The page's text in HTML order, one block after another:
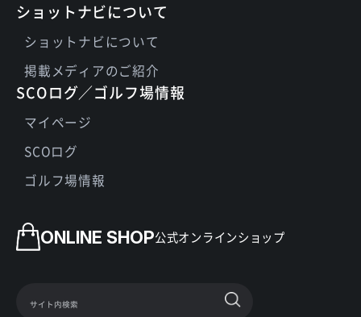
ONLINE SHOP公式オンラインショップ
ショットナビについて
ショットナビについて
掲載メディアのご紹介
SCOログ／ゴルフ場情報
マイページ
SCOログ
ゴルフ場情報